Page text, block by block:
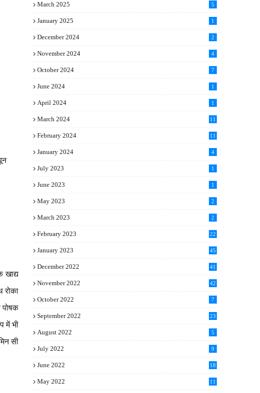
खाद्य
रोका
में भी
सी
March 2025 5
January 2025 1
December 2024 2
November 2024 4
October 2024 7
June 2024 1
April 2024 1
March 2024
11
February 2024
11
January 2024 4
July 2023 1
June 2023 1
May 2023 2
March 2023 2
February 2023 22
January 2023 45
December 2022 41
November 2022 42
October 2022 7
September 2022 23
August 2022 5
July 2022 9
June 2022 18
May 2022 11